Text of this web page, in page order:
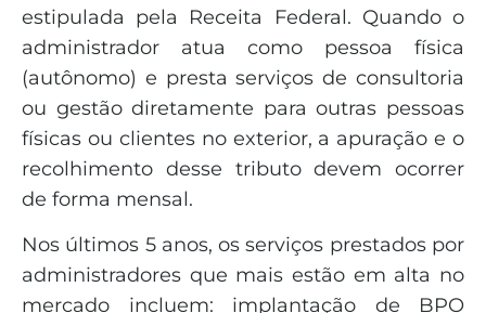
estipulada pela Receita Federal. Quando o
administrador atua como pessoa física
(autônomo) e presta serviços de consultoria
ou gestão diretamente para outras pessoas
físicas ou clientes no exterior, a apuração e o
recolhimento desse tributo devem ocorrer
de forma mensal.
Nos últimos 5 anos, os serviços prestados por
administradores que mais estão em alta no
mercado incluem: implantação de BPO